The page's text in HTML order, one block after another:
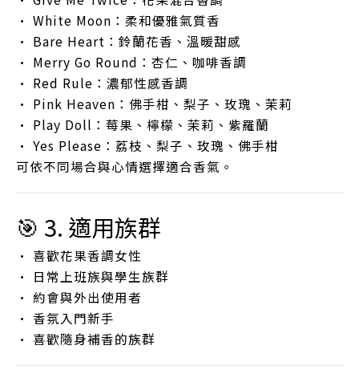
• White Moon：柔和優雅氣質香
• Bare Heart：鈴蘭花香、溫暖甜感
• Merry Go Round：杏仁、咖啡香調
• Red Rule：濃郁性感香調
• Pink Heaven：佛手柑、梨子、玫瑰、茉莉
• Play Doll：莓果、檸檬、茉莉、紫羅蘭
• Yes Please：荔枝、梨子、玫瑰、佛手柑
可依不同場合與心情選擇適合香氣。
🎯 3. 適用族群
• 喜歡花果香調女性
• 日常上班族與學生族群
• 約會與外出使用者
• 香氛入門新手
• 喜歡隨身補香的族群